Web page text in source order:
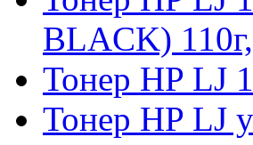
BLACK)
Тонер HP LJ
Тонер HP LJ